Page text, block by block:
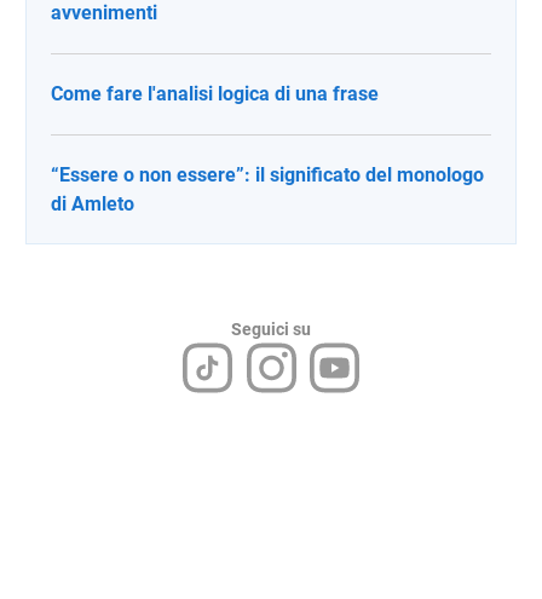
avvenimenti
Come fare l'analisi logica di una frase
“Essere o non essere”: il significato del monologo
di Amleto
Seguici su